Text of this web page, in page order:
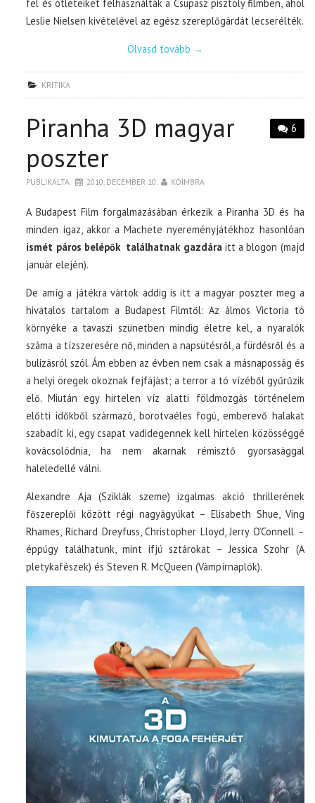
fel és ötleteiket felhasználták a Csupasz pisztoly filmben, ahol
Leslie Nielsen kivételével az egész szereplőgárdát lecserélték.
Olvasd tovább →
KRITIKA
6
Piranha 3D magyar
poszter
PUBLIKÁLTA 2010. DECEMBER 10. KOIMBRA
A Budapest Film forgalmazásában érkezik a Piranha 3D és ha
minden igaz, akkor a Machete nyereményjátékhoz hasonlóan
ismét páros belépők találhatnak gazdára itt a blogon (majd
január elején).
De amíg a játékra vártok addig is itt a magyar poszter meg a
hivatalos tartalom a Budapest Filmtől: Az álmos Victoria tó
környéke a tavaszi szünetben mindig életre kel, a nyaralók
száma a tízszeresére nő, minden a napsütésről, a fürdésről és a
bulizásról szól. Ám ebben az évben nem csak a másnaposság és
a helyi öregek okoznak fejfájást; a terror a tó vízéből gyűrűzik
elő. Miután egy hirtelen víz alatti földmozgás történelem
előtti időkből származó, borotvaéles fogú, emberevő halakat
szabadít ki, egy csapat vadidegennek kell hirtelen közösséggé
kovácsolódnia, ha nem akarnak rémisztő gyorsasággal
haleledellé válni.
Alexandre Aja (Sziklák szeme) izgalmas akció thrillerének
főszereplői között régi nagyágyúkat – Elisabeth Shue, Ving
Rhames, Richard Dreyfuss, Christopher Lloyd, Jerry O’Connell –
éppúgy találhatunk, mint ifjú sztárokat – Jessica Szohr (A
pletykafészek) és Steven R. McQueen (Vámpírnaplók).